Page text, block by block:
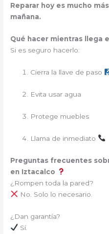
Reparar hoy es mucho
mañana.
Qué hacer mientras llega
Si es seguro hacerlo:
Cierra la llave de paso
Evita usar agua
Protege muebles
Llama de inmediato
Preguntas frecuentes
en Iztacalco
¿Rompen toda la pared?
No. Solo lo necesario.
¿Dan garantía?
Sí.